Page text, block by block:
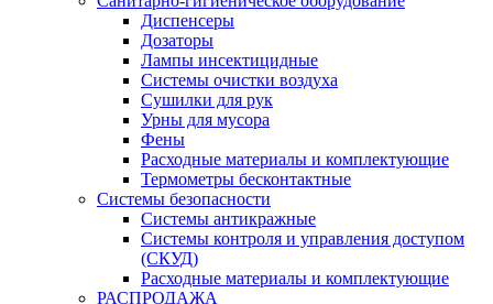
Диспенсеры
Дозаторы
Лампы инсектицидные
Системы очистки воздуха
Сушилки для рук
Урны для мусора
Фены
Расходные материалы и комплектующие
Термометры бесконтактные
Системы безопасности
Системы антикражные
Системы контроля и управления доступом
(СКУД)
Расходные материалы и комплектующие
РАСПРОДАЖА